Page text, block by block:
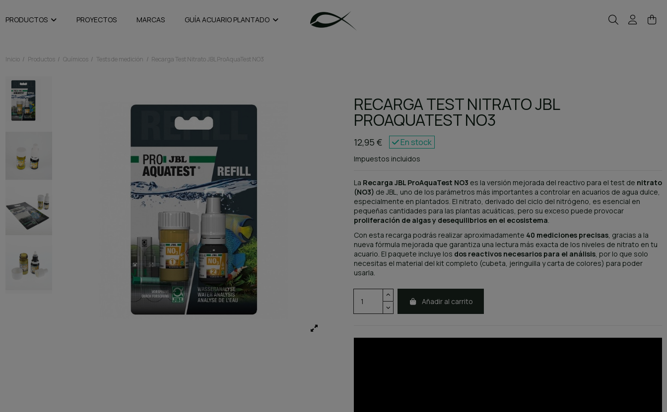
PRODUCTOS PROYECTOS MARCAS GUÍA ACUARIO PLANTADO
Inicio Productos Químicos Tests de medición Recarga Test Nitrato JBL ProAquaTest NO3
RECARGA TEST NITRATO JBL
PROAQUATEST NO3
12,95 € En stock
Impuestos incluidos
La Recarga JBL ProAquaTest NO3 es la versión mejorada del reactivo para el test de nitrato
(NO3) de JBL, uno de los parámetros más importantes a controlar en acuarios de agua dulce,
especialmente en plantados. El nitrato, derivado del ciclo del nitrógeno, es esencial en
pequeñas cantidades para las plantas acuáticas, pero su exceso puede provocar
proliferación de algas y desequilibrios en el ecosistema
Con esta recarga podrás realizar aproximadamente 40 mediciones precisas, gracias a la
nueva fórmula mejorada que garantiza una lectura más exacta de los niveles de nitrato en tu
acuario. El paquete incluye los dos reactivos necesarios para el análisis, por lo que solo
necesitas el material del kit completo (cubeta, jeringuilla y carta de colores) para poder
usarla.
Añadir al carrito